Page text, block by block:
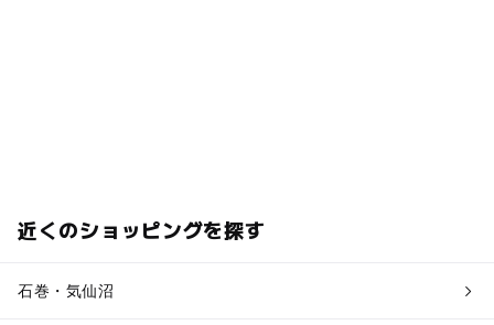
近くのショッピングを探す
石巻・気仙沼